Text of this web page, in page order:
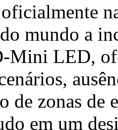
mundo a
Mini LED,
de zonas de
em um